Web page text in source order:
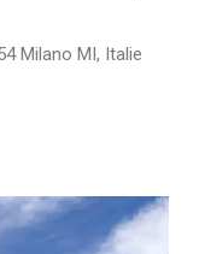
Milano MI, Italie